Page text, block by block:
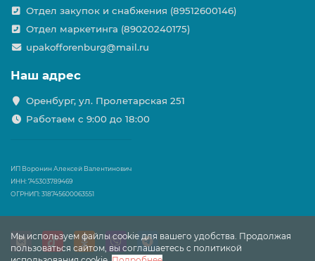
Мы используем файлы cookie для вашего удобства. Продолжая
пользоваться сайтом, вы соглашаетесь с политикой
Отдел закупок и снабжения (89512600146)
Отдел маркетинга (89020240175)
upakofforenburg@mail.ru
Наш адрес
Оренбург, ул. Пролетарская 251
Работаем с 9:00 до 18:00
ИП Воронин Алексей Валентинович
ИНН: 745303789469
ОГРНИП: 318745600063551